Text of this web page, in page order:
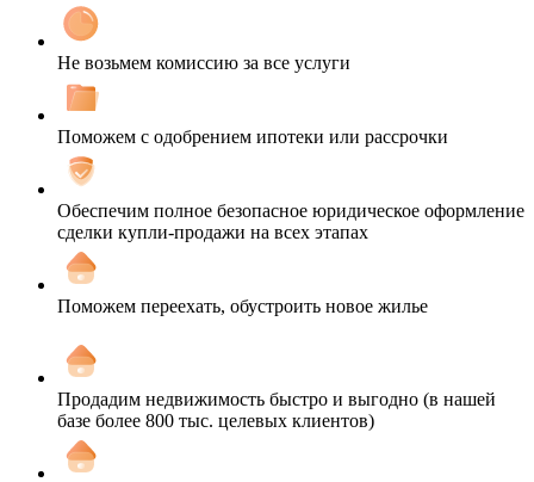
Не возьмем комиссию за все услуги
Поможем с одобрением ипотеки или рассрочки
Обеспечим полное безопасное юридическое оформление
сделки купли-продажи на всех этапах
Поможем переехать, обустроить новое жилье
Продадим недвижимость быстро и выгодно (в нашей
базе более 800 тыс. целевых клиентов)